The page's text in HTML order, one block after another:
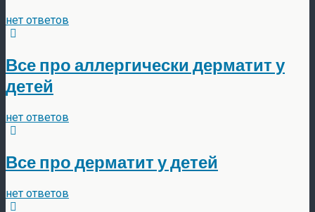
нет ответов
Все про аллергически дерматит у
детей
нет ответов
Все про дерматит у детей
нет ответов